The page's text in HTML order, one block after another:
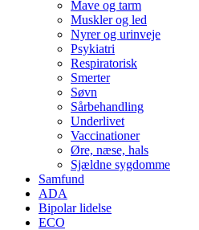
Mave og tarm
Muskler og led
Nyrer og urinveje
Psykiatri
Respiratorisk
Smerter
Søvn
Sårbehandling
Underlivet
Vaccinationer
Øre, næse, hals
Sjældne sygdomme
Samfund
ADA
Bipolar lidelse
ECO